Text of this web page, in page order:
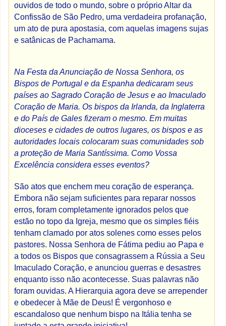
ouvidos de todo o mundo, sobre o próprio Altar da
Confissão de São Pedro, uma verdadeira profanação,
um ato de pura apostasia, com aquelas imagens sujas
e satânicas de Pachamama.
Na Festa da Anunciação de Nossa Senhora, os
Bispos de Portugal e da Espanha dedicaram seus
países ao Sagrado Coração de Jesus e ao Imaculado
Coração de Maria. Os bispos da Irlanda, da Inglaterra
e do País de Gales fizeram o mesmo. Em muitas
dioceses e cidades de outros lugares, os bispos e as
autoridades locais colocaram suas comunidades sob
a proteção de Maria Santíssima. Como Vossa
Excelência considera esses eventos?
São atos que enchem meu coração de esperança.
Embora não sejam suficientes para reparar nossos
erros, foram completamente ignorados pelos que
estão no topo da Igreja, mesmo que os simples fiéis
tenham clamado por atos solenes como esses pelos
pastores. Nossa Senhora de Fátima pediu ao Papa e
a todos os Bispos que consagrassem a Rússia a Seu
Imaculado Coração, e anunciou guerras e desastres
enquanto isso não acontecesse. Suas palavras não
foram ouvidas. A Hierarquia agora deve se arrepender
e obedecer à Mãe de Deus! É vergonhoso e
escandaloso que nenhum bispo na Itália tenha se